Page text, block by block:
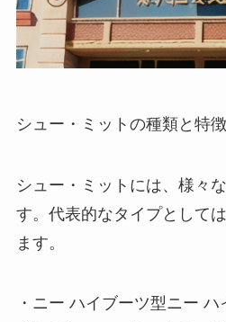
シュー・ミットの種類と特徴
シュー・ミットには、様々
す。代表的なタイプとして
ます。
・ニー ハイブーツ型ニー